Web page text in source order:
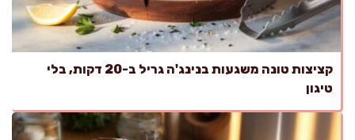
קציצות טונה משגעות בנינג'ה גריל ב-20 דקות, בלי
טיגון